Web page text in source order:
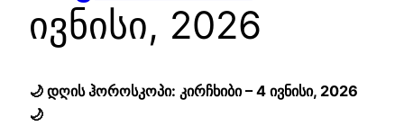
ივნისი, 2026
🌙 დღის ჰოროსკოპი: კირჩხიბი – 4 ივნისი, 2026
🌙